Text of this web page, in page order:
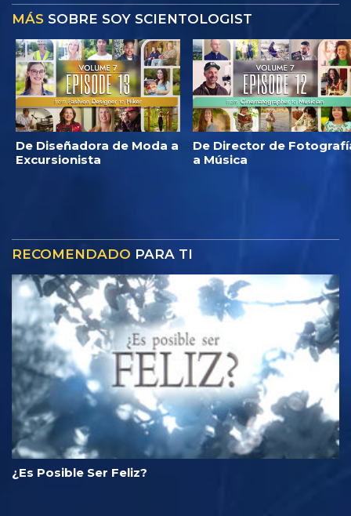
MÁS SOBRE SOY SCIENTOLOGIST
De Diseñadora de Moda a
Excursionista
De Director de
a Música
RECOMENDADO PARA TI
¿Es Posible Ser Feliz?